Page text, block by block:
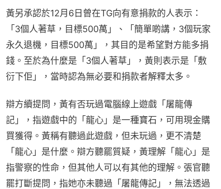
黃另承認於12月6日曾在TG向有意捐款的人表示：
「3個人著草，目標500萬」、「簡單啲講，3個玩家
永久退機，目標500萬」，其目的是希望對方能多捐
錢。至於為什麼是「3個人著草」，黃則表示是「敷
衍下佢」，當時認為無必要和捐款者解釋太多。
辯方續提問，黃有否玩過電腦線上遊戲「屠龍傳
記」，指遊戲中的「龍心」是一種寶石，可用現金購
買獲得。黃稱有聽過此遊戲，但未玩過，更不清楚
「龍心」是什麼。辯方聽罷質疑，黃理解「龍心」是
指警察的性命，但其他人可以有其他的理解。張官聽
罷打斷提問，指她亦未聽過「屠龍傳記」，無法透過